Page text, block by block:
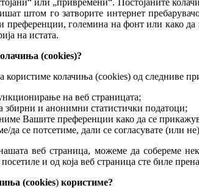
штом го затворите интернет
преференции, големина на фонт или како
на истата.
(cookies)?
користиме колачиња (cookies) од следниве
на веб страницата;
збирни и анонимни статистички податоци;
Вашите преференции како да се
да се потсетиме, дали се согласувате (или
веб страница, можеме да собереме
посетиле и од која веб страница сте биле
(cookies) користиме?